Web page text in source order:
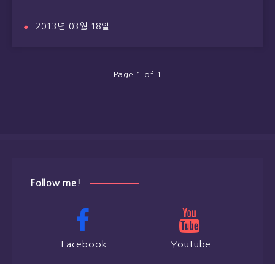
2013년 03월 18일
Page 1 of 1
Follow me!
Facebook Youtube